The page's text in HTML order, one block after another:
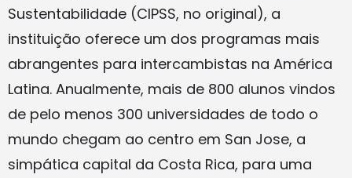
Sustentabilidade (CIPSS, no original), a
instituição oferece um dos programas mais
abrangentes para intercambistas na América
Latina. Anualmente, mais de 800 alunos vindos
de pelo menos 300 universidades de todo o
mundo chegam ao centro em San Jose, a
simpática capital da Costa Rica, para uma